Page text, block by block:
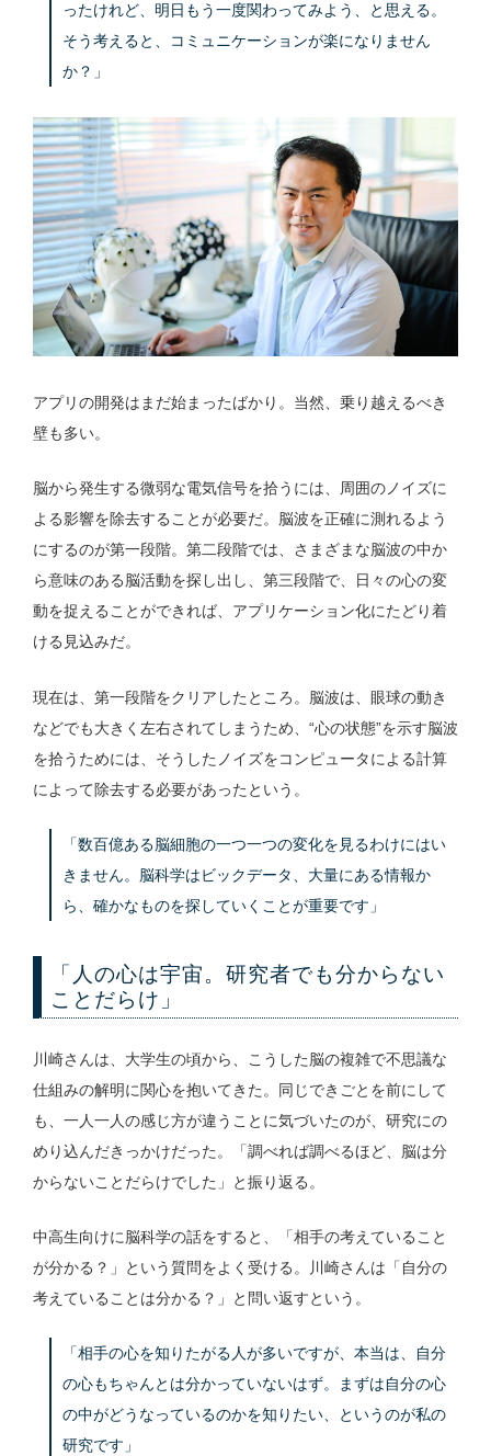
ったけれど、明日もう一度関わってみよう、と思える。
そう考えると、コミュニケーションが楽になりません
か？」
アプリの開発はまだ始まったばかり。当然、乗り越えるべき
壁も多い。
脳から発生する微弱な電気信号を拾うには、周囲のノイズに
よる影響を除去することが必要だ。脳波を正確に測れるよう
にするのが第一段階。第二段階では、さまざまな脳波の中か
ら意味のある脳活動を探し出し、第三段階で、日々の心の変
動を捉えることができれば、アプリケーション化にたどり着
ける見込みだ。
現在は、第一段階をクリアしたところ。脳波は、眼球の動き
などでも大きく左右されてしまうため、“心の状態”を示す脳波
を拾うためには、そうしたノイズをコンピュータによる計算
によって除去する必要があったという。
「数百億ある脳細胞の一つ一つの変化を見るわけにはい
きません。脳科学はビックデータ、大量にある情報か
ら、確かなものを探していくことが重要です」
「人の心は宇宙。研究者でも分からない
ことだらけ」
川崎さんは、大学生の頃から、こうした脳の複雑で不思議な
仕組みの解明に関心を抱いてきた。同じできごとを前にして
も、一人一人の感じ方が違うことに気づいたのが、研究にの
めり込んだきっかけだった。「調べれば調べるほど、脳は分
からないことだらけでした」と振り返る。
中高生向けに脳科学の話をすると、「相手の考えていること
が分かる？」という質問をよく受ける。川崎さんは「自分の
考えていることは分かる？」と問い返すという。
「相手の心を知りたがる人が多いですが、本当は、自分
の心もちゃんとは分かっていないはず。まずは自分の心
の中がどうなっているのかを知りたい、というのが私の
研究です」